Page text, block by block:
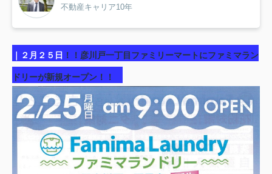
不動産キャリア10年
｜２月２５日 ！！彦川戸一丁目ファミリーマートにファミマラン
ドリーが新規オープン！！